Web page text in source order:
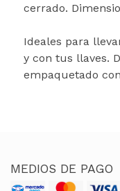
cerrado.
Ideales para
y con tus llaves.
empaquetado
MEDIOS DE PAGO